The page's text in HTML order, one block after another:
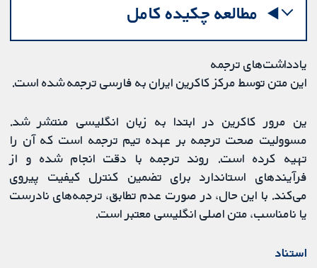
مطالعه چکیده کامل
یادداشت‌های ترجمه
این متن توسط مرکز کاکرین ایران به فارسی ترجمه شده است.
ین مرور کاکرین در ابتدا به زبان انگلیسی منتشر شد.
مسوولیت صحت ترجمه بر عهده تیم ترجمه است که آن را
تهیه کرده است. روند ترجمه با دقت انجام شده و از
فرآیندهای استاندارد برای تضمین کنترل کیفیت پیروی
می‌کند. با این حال، در صورت عدم تطابق، ترجمه‌های نادرست
یا نامناسب، متن اصلی انگلیسی معتبر است.
استناد